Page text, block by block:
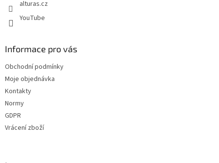
alturas.cz
YouTube
Informace pro vás
Obchodní podmínky
Moje objednávka
Kontakty
Normy
GDPR
Vrácení zboží